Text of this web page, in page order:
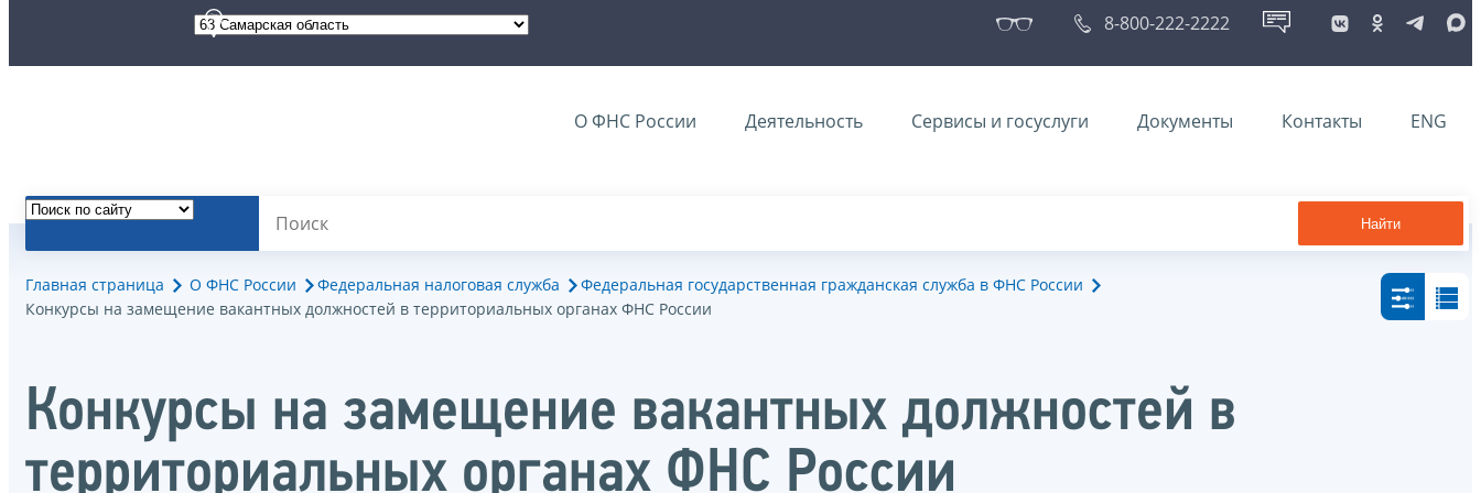
8-800-222-2222
О ФНС России Деятельность Сервисы и госуслуги Документы Контакты ENG
Найти
Главная страница О ФНС России Федеральная налоговая служба
Федеральная государственная гражданская служба в ФНС России
Конкурсы на замещение вакантных должностей в территориальных органах ФНС России
Конкурсы на замещение вакантных должностей в
территориальных органах ФНС России